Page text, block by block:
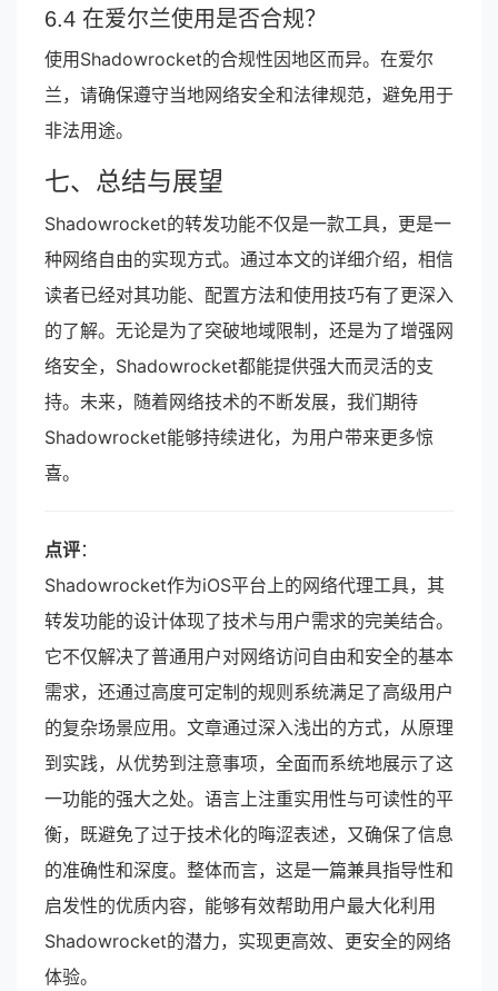
6.4 在爱尔兰使用是否合规？
使用Shadowrocket的合规性因地区而异。在爱尔
兰，请确保遵守当地网络安全和法律规范，避免用于
非法用途。
七、总结与展望
Shadowrocket的转发功能不仅是一款工具，更是一
种网络自由的实现方式。通过本文的详细介绍，相信
读者已经对其功能、配置方法和使用技巧有了更深入
的了解。无论是为了突破地域限制，还是为了增强网
络安全，Shadowrocket都能提供强大而灵活的支
持。未来，随着网络技术的不断发展，我们期待
Shadowrocket能够持续进化，为用户带来更多惊
喜。
点评：
Shadowrocket作为iOS平台上的网络代理工具，其
转发功能的设计体现了技术与用户需求的完美结合。
它不仅解决了普通用户对网络访问自由和安全的基本
需求，还通过高度可定制的规则系统满足了高级用户
的复杂场景应用。文章通过深入浅出的方式，从原理
到实践，从优势到注意事项，全面而系统地展示了这
一功能的强大之处。语言上注重实用性与可读性的平
衡，既避免了过于技术化的晦涩表述，又确保了信息
的准确性和深度。整体而言，这是一篇兼具指导性和
启发性的优质内容，能够有效帮助用户最大化利用
Shadowrocket的潜力，实现更高效、更安全的网络
体验。